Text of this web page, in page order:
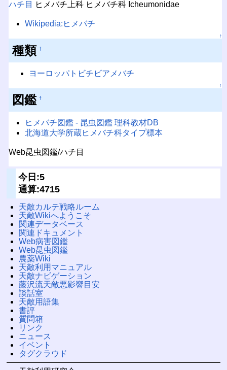
ハチ目 ヒメバチ上科 ヒメバチ科 Icheumonidae
Wikipedia:ヒメバチ
↑
種類 †
ヨーロッパトビチビアメバチ
↑
図鑑 †
ヒメバチ図鑑 - 昆虫図鑑 理科教材DB
北海道大学所蔵ヒメバチ科タイプ標本
Web昆虫図鑑/ハチ目
今日:5
通算:4715
天敵カルテ戦略ルーム
天敵Wikiへようこそ
関連データベース
関連ドキュメント
Web病害図鑑
Web昆虫図鑑
農薬Wiki
天敵利用マニュアル
天敵ナビゲーション
藤沢流天敵悪影響目安
談話室
天敵用語集
書評
質問箱
リンク
ニュース
イベント
タグクラウド